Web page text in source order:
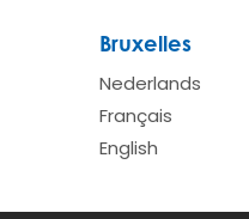
Bruxelles
Nederlands
Français
English